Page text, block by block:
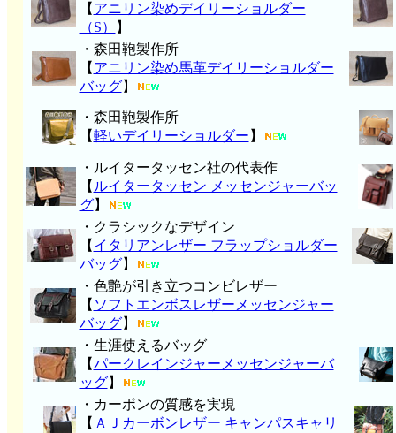
【 アニリン染めデイリーショルダー
（S）
】
・森田鞄製作所
【 アニリン染め馬革デイリーショルダー
バッグ】
・森田鞄製作所
【軽いデイリーショルダー 】
・ルイタータッセン社の代表作
【 ルイタータッセン メッセンジャーバッ
グ】
・クラシックなデザイン
【 イタリアンレザー フラップショルダー
バッグ】
・色艶が引き立つコンビレザー
【 ソフトエンボスレザーメッセンジャー
バッグ】
・生涯使えるバッグ
【パークレインジャーメッセンジャーバ
ッグ】
・カーボンの質感を実現
【 ＡＪカーボンレザー キャンパスキャリ